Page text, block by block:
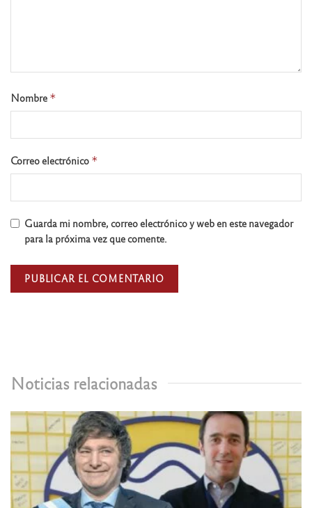
Noticias relacionadas
Nombre *
Correo electrónico *
Guarda mi nombre, correo electrónico y web en este navegador
para la próxima vez que comente.